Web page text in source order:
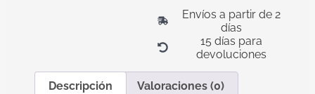
Envíos a partir de 2
días
15 días para
devoluciones
Descripción Valoraciones (0)